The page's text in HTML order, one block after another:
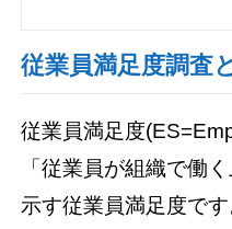
従業員満足度調査
従業員満足度
「従業員が組織で働
示す従業員満足度です